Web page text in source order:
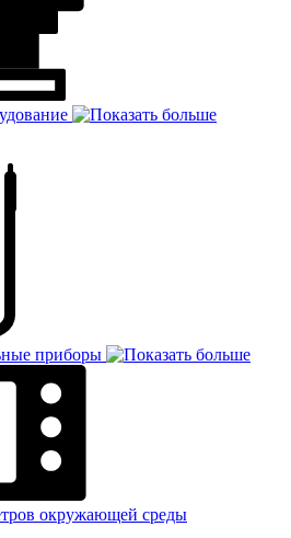
приборы
окружающей среды